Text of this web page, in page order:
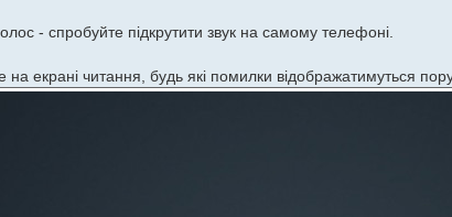
- спробуйте підкрутити звук на самому телефоні.
на екрані читання, будь які помилки відображатимуться